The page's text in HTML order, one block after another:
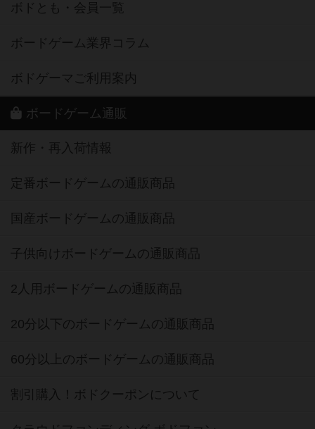
ボドとも・会員一覧
ボードゲーム業界コラム
ボドゲーマご利用案内
ボードゲーム通販
新作・再入荷情報
定番ボードゲームの通販商品
国産ボードゲームの通販商品
子供向けボードゲームの通販商品
2人用ボードゲームの通販商品
20分以下のボードゲームの通販商品
60分以上のボードゲームの通販商品
割引購入！ボドクーポンについて